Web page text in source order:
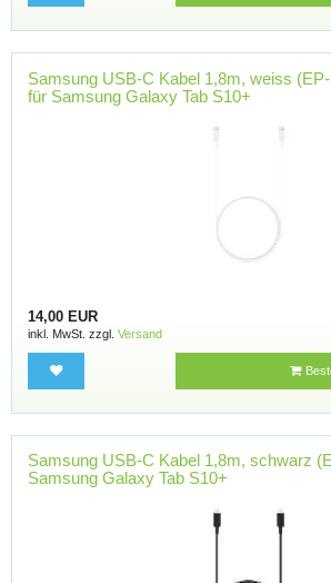
Samsung USB-C Kabel 1,8m, weiss
für Samsung Galaxy Tab S10+
14,00 EUR
inkl. MwSt. zzgl. Versand
Samsung USB-C Kabel 1,8m, schwarz
Samsung Galaxy Tab S10+